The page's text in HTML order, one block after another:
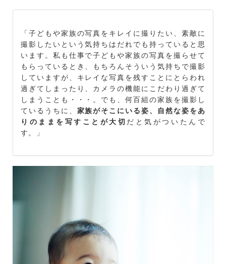
「子どもや家族の写真をキレイに撮りたい、素敵に
撮影したいという気持ちはだれでも持っていると思
います。私も仕事で子どもや家族の写真を撮らせて
もらっているとき、もちろんそういう気持ちで撮影
していますが、キレイな写真を残すことにとらわれ
過ぎてしまったり、カメラの機能にこだわり過ぎて
しまうことも・・・。でも、何百組の家族を撮影し
ているうちに、 家族がそこにいる姿、自然な姿をあ
りのままを写すことが大切 だと気がついたんで
す。」